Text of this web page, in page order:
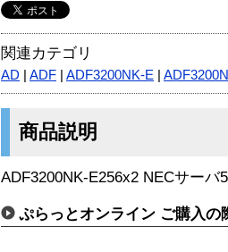
関連カテゴリ
AD ADF ADF3200NK-E
商品説明
ADF3200NK-E256x2 NECサーバ
ぷらっとオンライン ご購入の